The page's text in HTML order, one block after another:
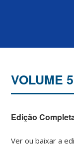
VOLUME
Edição
Ver ou baixar a